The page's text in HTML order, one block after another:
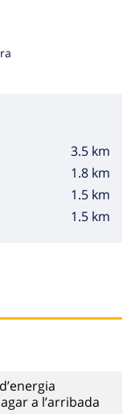
3.5 km
1.8 km
1.5 km
1.5 km
a l’arribada